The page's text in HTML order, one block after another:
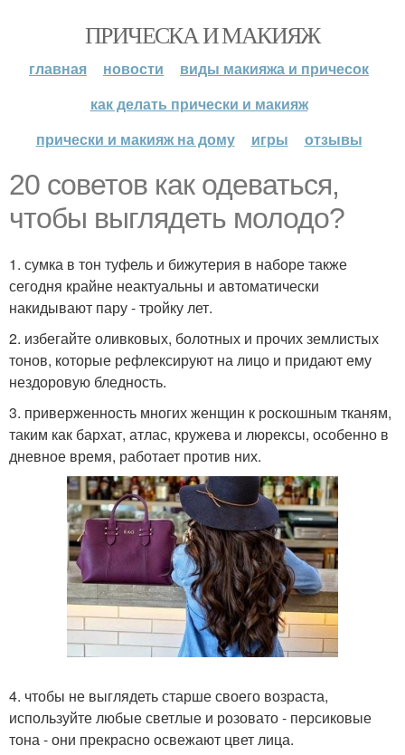
ПРИЧЕСКА И МАКИЯЖ
главная новости
виды макияжа и причесок
как делать прически и макияж
прически и макияж на дому
игры отзывы
20 советов как одеваться,
чтобы выглядеть молодо?
1. сумка в тон туфель и бижутерия в наборе также
сегодня крайне неактуальны и автоматически
накидывают пару - тройку лет.
2. избегайте оливковых, болотных и прочих землистых
тонов, которые рефлексируют на лицо и придают ему
нездоровую бледность.
3. приверженность многих женщин к роскошным тканям,
таким как бархат, атлас, кружева и люрексы, особенно в
дневное время, работает против них.
4. чтобы не выглядеть старше своего возраста,
используйте любые светлые и розовато - персиковые
тона - они прекрасно освежают цвет лица.